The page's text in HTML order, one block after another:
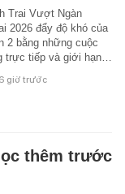
Trai Vượt Ngàn
2026 đẩy độ khó của
2 bằng những cuộc
trực tiếp và giới hạn…
6 giờ trước
thêm trước